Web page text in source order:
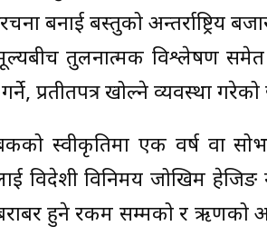
बनाई बस्तुको
तुलनात्मक विश्लेषण समेत
प्रतीतपत्र खोल्ने व्यवस्था
बैंकको स्वीकृतिमा एक वर्ष वा
विदेशी विनिमय जोखिम हेजिङ
हुने रकम सम्मको र ऋणको